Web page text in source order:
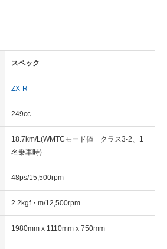
スペック
ZX-R
249cc
18.7km/L(WMTCモード値 クラス3-2、1
名乗車時)
48ps/15,500rpm
2.2kgf・m/12,500rpm
1980mm x 1110mm x 750mm